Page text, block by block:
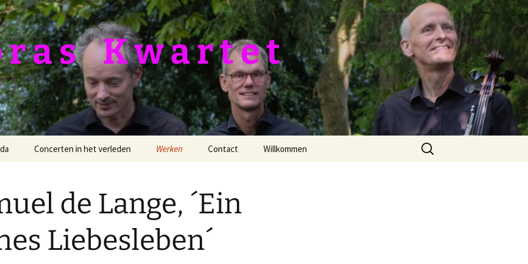
a s ­­­ ­ ­ K w a r t e t
Concerten in het verleden
24-11-2024 Van
Goghkerkje
12-11-2023 Knoptoren
Werken
Bush, Farewell Earth’s
bliss
Dvořák, Op. 96
Contact Willkommen
Zoeken
naar:
de Lange, ´Ein
Liebesleben´